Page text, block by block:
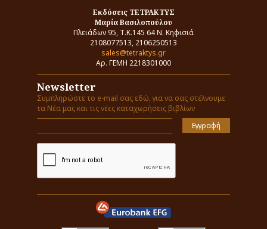
Εκδόσεις ΤΕΤΡΑΚΤΥΣ
Μαρία Βασιλοπούλου
Πλειάδων 95, Τ.Κ.145 64 Ν. Κηφισιά
2108077513, 2106250513
sales@tetraktys.gr
Αρ. ΓΕΜΗ 2218301000
Newsletter
Συμπληρώστε το e-mail σας εδώ, για να σας στέλνουμε
τα Νέα μας και τις νέες καταχωρήσεις βιβλίων